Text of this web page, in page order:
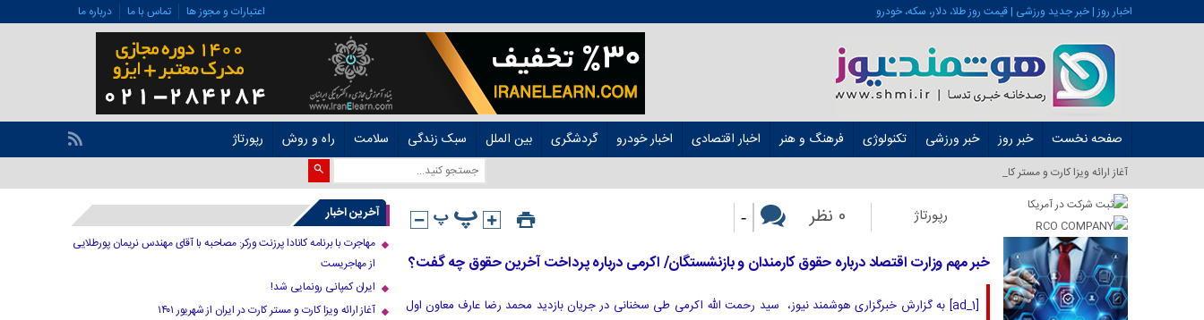
اخبار روز | خبر جدید ورزشی | قیمت روز طلا، دلار، سکه، خودرو اعتبارات و مجوز ها تماس با ما درباره ما
صفحه نخست خبر روز خبر ورزشی تکنولوژی فرهنگ و هنر اخبار اقتصادی اخبار خودرو گردشگری بین الملل سبک زندگی سلامت راه و روش رپورتاژ
آغاز ارائه ویزا کارت و مستر کارت در ایران از _
رپورتاژ 0 نظر -
خبر مهم وزارت اقتصاد درباره حقوق کارمندان و بازنشستگان/ اکرمی درباره پرداخت آخرین حقوق چه گفت؟
[ad_1] به گزارش خبرگزاری هوشمند نیوز، سید رحمت الله اکرمی طی سخنانی در جریان بازدید محمد رضا عارف معاون اول
آخرین اخبار
مهاجرت با برنامه کانادا پرزنت ورکر: مصاحبه با آقای مهندس نریمان پورطلایی
از مهاجریست
ایران کمپانی رونمایی شد!
آغاز ارائه ویزا کارت و مستر کارت در ایران از شهریور ۱۴۰۱